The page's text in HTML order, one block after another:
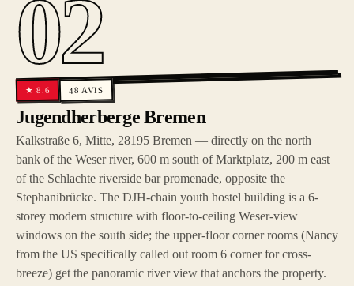
02
★8.6 48 AVIS
Jugendherberge Bremen
Kalkstraße 6, Mitte, 28195 Bremen — directly on the north
bank of the Weser river, 600 m south of Marktplatz, 200 m east
of the Schlachte riverside bar promenade, opposite the
Stephanibrücke. The DJH-chain youth hostel building is a 6-
storey modern structure with floor-to-ceiling Weser-view
windows on the south side; the upper-floor corner rooms (Nancy
from the US specifically called out room 6 corner for cross-
breeze) get the panoramic river view that anchors the property.